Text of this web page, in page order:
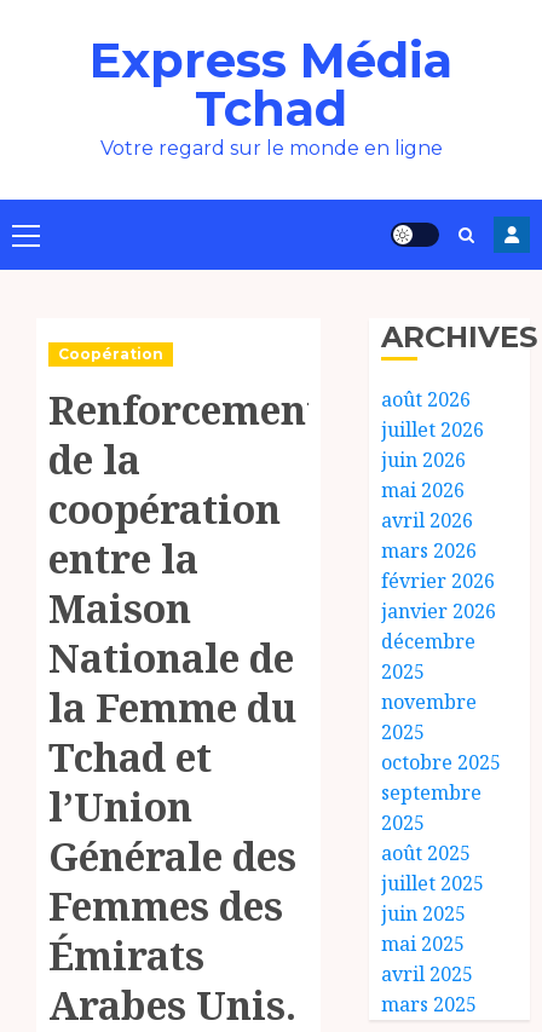
Express Média
Tchad
Votre regard sur le monde en ligne
Menu
principal
Coopération
Renforcement
de la
coopération
entre la
Maison
Nationale de
la Femme du
Tchad et
l’Union
Générale des
Femmes des
Émirats
Arabes Unis.
ARCHIVES
août 2026
juillet 2026
juin 2026
mai 2026
avril 2026
mars 2026
février 2026
janvier 2026
décembre
2025
novembre
2025
octobre 2025
septembre
2025
août 2025
juillet 2025
juin 2025
mai 2025
avril 2025
mars 2025